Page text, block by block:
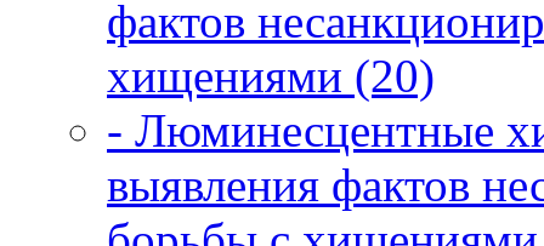
фактов
хищениями (20)
- Люминесцентные
выявления фактов